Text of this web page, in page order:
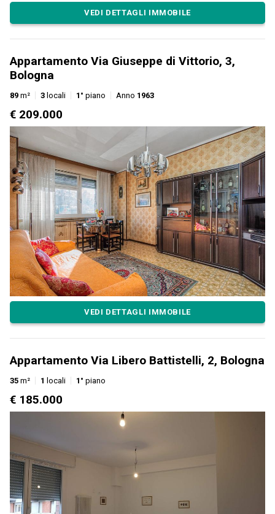
VEDI DETTAGLI IMMOBILE
Appartamento Via Giuseppe di Vittorio, 3,
Bologna
89 m² 3 locali 1° piano Anno 1963
€ 209.000
VEDI DETTAGLI IMMOBILE
Appartamento Via Libero Battistelli, 2, Bologna
35 m² 1 locali 1° piano
€ 185.000